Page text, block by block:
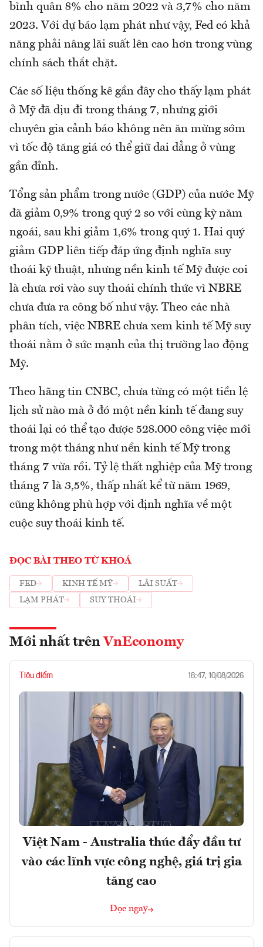
bình quân 8% cho năm 2022 và 3,7% cho năm
2023. Với dự báo lạm phát như vậy, Fed có khả
năng phải nâng lãi suất lên cao hơn trong vùng
chính sách thắt chặt.
Các số liệu thống kê gần đây cho thấy lạm phát
ở Mỹ đã dịu đi trong tháng 7, nhưng giới
chuyên gia cảnh báo không nên ăn mừng sớm
vì tốc độ tăng giá có thể giữ dai dẳng ở vùng
gần đỉnh.
Tổng sản phẩm trong nước (GDP) của nước Mỹ
đã giảm 0,9% trong quý 2 so với cùng kỳ năm
ngoái, sau khi giảm 1,6% trong quý 1. Hai quý
giảm GDP liên tiếp đáp ứng định nghĩa suy
thoái kỹ thuật, nhưng nền kinh tế Mỹ được coi
là chưa rơi vào suy thoái chính thức vì NBRE
chưa đưa ra công bố như vậy. Theo các nhà
phân tích, việc NBRE chưa xem kinh tế Mỹ suy
thoái nằm ở sức mạnh của thị trường lao động
Mỹ.
Theo hãng tin CNBC, chưa từng có một tiền lệ
lịch sử nào mà ở đó một nền kinh tế đang suy
thoái lại có thể tạo được 528.000 công việc mới
trong một tháng như nền kinh tế Mỹ trong
tháng 7 vừa rồi. Tỷ lệ thất nghiệp của Mỹ trong
tháng 7 là 3,5%, thấp nhất kể từ năm 1969,
cũng không phù hợp với định nghĩa về một
cuộc suy thoái kinh tế.
ĐỌC BÀI THEO TỪ KHOÁ
FED KINH TẾ MỸ
LÃI SUẤT
LẠM PHÁT
SUY THOÁI
Mới nhất trên VnEconomy
Tiêu điểm 18:47, 10/08/2026
Việt Nam - Australia thúc đẩy đầu tư
vào các lĩnh vực công nghệ, giá trị gia
tăng cao
Đọc ngay